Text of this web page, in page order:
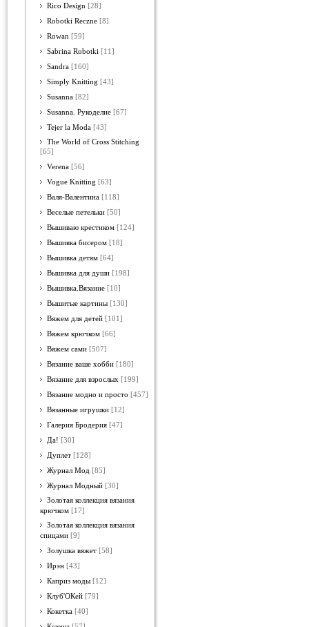
Rico Design [28]
Robotki Reczne [8]
Rowan [59]
Sabrina Robotki [11]
Sandra [160]
Simply Knitting [43]
Susanna [82]
Susanna. Рукоделие [67]
Tejer la Moda [43]
The World of Cross Stitching
[65]
Verena [56]
Vogue Knitting [63]
Валя-Валентина [118]
Веселые петельки [50]
Вышиваю крестиком [124]
Вышивка бисером [18]
Вышивка детям [64]
Вышивка для души [198]
Вышивка.Вязание [10]
Вышитые картины [130]
Вяжем для детей [101]
Вяжем крючком [66]
Вяжем сами [507]
Вязание ваше хобби [180]
Вязание для взрослых [199]
Вязание модно и просто [457]
Вязанные игрушки [12]
Галерия Бродерия [47]
Да! [30]
Дуплет [128]
Журнал Мод [85]
Журнал Модный [30]
Золотая коллекция вязания
крючком [17]
Золотая коллекция вязания
спицами [9]
Золушка вяжет [58]
Ирэн [43]
Каприз моды [12]
Клуб'ОКей [79]
Кокетка [40]